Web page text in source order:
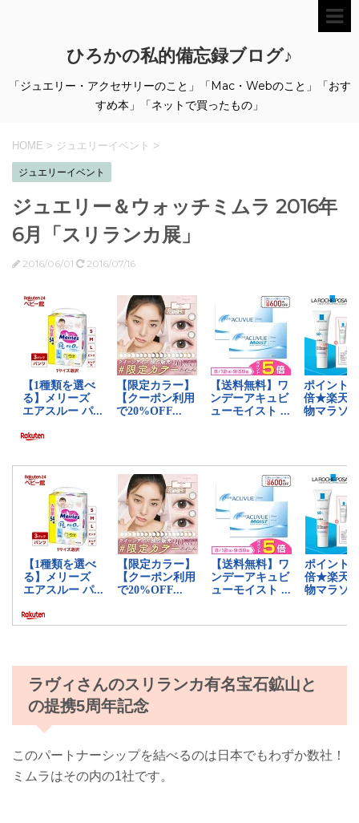
ひろかの私的備忘録ブログ♪
「ジュエリー・アクセサリーのこと」「Mac・Webのこと」「おす
すめ本」「ネットで買ったもの」
HOME > ジュエリーイベント >
ジュエリーイベント
ジュエリー＆ウォッチミムラ 2016年
6月「スリランカ展」
2016/06/01 2016/07/16
ラヴィさんのスリランカ有名宝石鉱山と
の提携5周年記念
このパートナーシップを結べるのは日本でもわずか数社！
ミムラはその内の1社です。